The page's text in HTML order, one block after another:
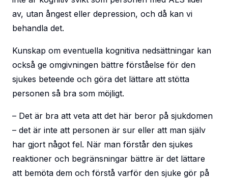
av, utan ångest eller depression, och då kan vi
behandla det.
Kunskap om eventuella kognitiva nedsättningar kan
också ge omgivningen bättre förståelse för den
sjukes beteende och göra det lättare att stötta
personen så bra som möjligt.
– Det är bra att veta att det här beror på sjukdomen
– det är inte att personen är sur eller att man själv
har gjort något fel. När man förstår den sjukes
reaktioner och begränsningar bättre är det lättare
att bemöta dem och förstå varför den sjuke gör på